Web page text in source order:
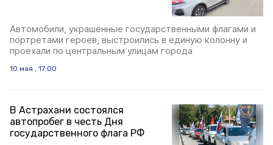
Автомобили, украшенные государственными флагами и
портретами героев, выстроились в единую колонну и
проехали по центральным улицам города
10 мая , 17:00
В Астрахани состоялся
автопробег в честь Дня
государственного флага РФ